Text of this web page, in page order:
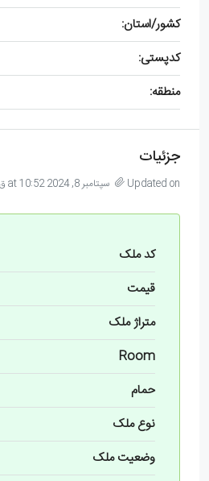
کشور/استان:
کدپستی:
منطقه:
جزئیات
Updated on سپتامبر 8, 2024 at 10:52 ق.ظ
کد ملک
قیمت
متراژ ملک
Room
حمام
نوع ملک
وضعیت ملک